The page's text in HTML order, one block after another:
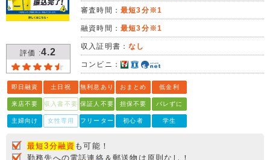
評価 :4.2
審査時間： 最短3分※1
融資時間： 最短3分※1
収入証明書：なし
コンビニ：
即日融資 土日祝 無利息あり おまとめ 低金利
来店不要 収入書不要 保証人不要 担保不要 バレずに
主婦向け 女性専用 フリーター 初心者 学生
最短3分融資 も可能！
勤務先への電話連絡＆郵送物は原則なし！